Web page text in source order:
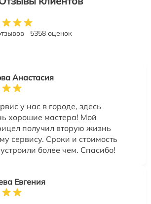
5358 оценок
Анастасия
у нас в городе, здесь
хорошие мастера! Мой
получил вторую жизнь
сервису. Сроки и стоимость
более чем. Спасибо!
Евгения